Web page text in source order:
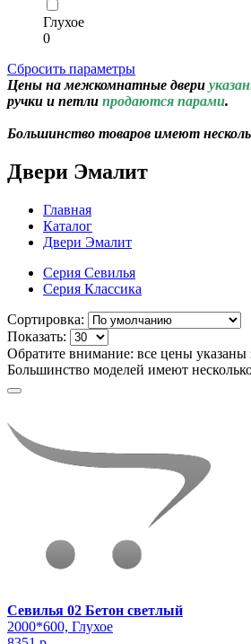
Глухое
0
Сбросить параметры
Цены на межкомнатные двери
ручки и петли продаются парами.
Большинство товаров имеют
Двери Эмалит
Главная
Каталог
Двери Эмалит
Серия Севилья
Серия Классика
Сортировка:
Показать:
Обратите внимание: все цены указаны
Большинство моделей имеют
Севилья 02 Бетон светлый
2000*600, Глухое